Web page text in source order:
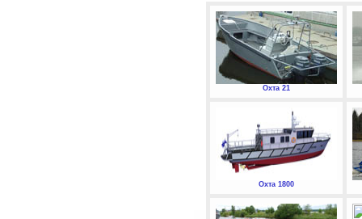
Охта 21
Охта 1800